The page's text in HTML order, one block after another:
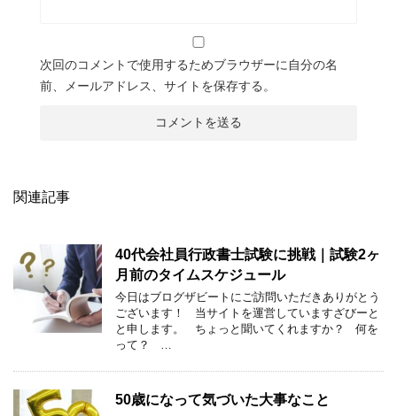
次回のコメントで使用するためブラウザーに自分の名
前、メールアドレス、サイトを保存する。
関連記事
40代会社員行政書士試験に挑戦｜試験2ヶ
月前のタイムスケジュール
今日はブログザビートにご訪問いただきありがとう
ございます！ 当サイトを運営していますざびーと
と申します。 ちょっと聞いてくれますか？ 何を
って？ …
50歳になって気づいた大事なこと